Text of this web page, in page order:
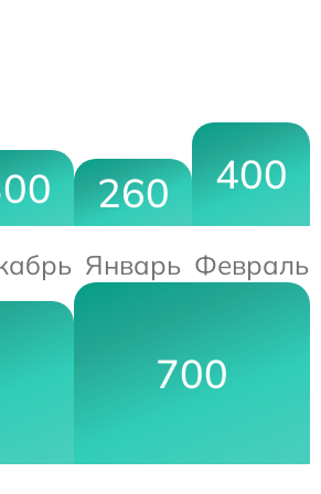
260
Январь
400
Февраль
700